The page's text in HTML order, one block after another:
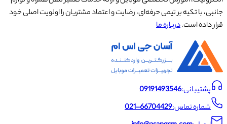
جانبی، با تکیه بر تیمی حرفه‌ای، رضایت و اعتماد مشتریان را اولویت اصلی خود
قرار داده است.درباره ما
پشتیبانی:09191493546
شماره تماس:021-66704429